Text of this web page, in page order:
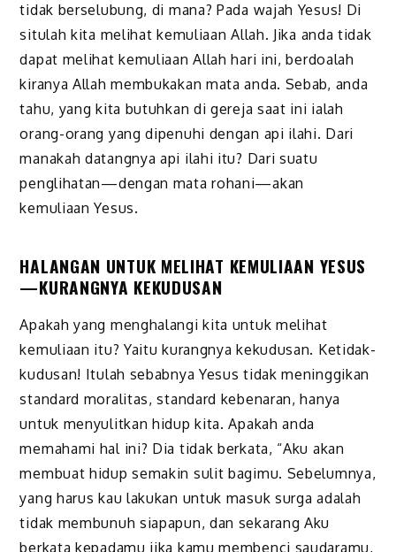
tidak berselubung, di mana? Pada wajah Yesus! Di
situlah kita melihat kemuliaan Allah. Jika anda tidak
dapat melihat kemuliaan Allah hari ini, berdoalah
kiranya Allah membukakan mata anda. Sebab, anda
tahu, yang kita butuhkan di gereja saat ini ialah
orang-orang yang dipenuhi dengan api ilahi. Dari
manakah datangnya api ilahi itu? Dari suatu
penglihatan—dengan mata rohani—akan
kemuliaan Yesus.
HALANGAN UNTUK MELIHAT KEMULIAAN YESUS
—KURANGNYA KEKUDUSAN
Apakah yang menghalangi kita untuk melihat
kemuliaan itu? Yaitu kurangnya kekudusan. Ketidak-
kudusan! Itulah sebabnya Yesus tidak meninggikan
standard moralitas, standard kebenaran, hanya
untuk menyulitkan hidup kita. Apakah anda
memahami hal ini? Dia tidak berkata, “Aku akan
membuat hidup semakin sulit bagimu. Sebelumnya,
yang harus kau lakukan untuk masuk surga adalah
tidak membunuh siapapun, dan sekarang Aku
berkata kepadamu jika kamu membenci saudaramu,